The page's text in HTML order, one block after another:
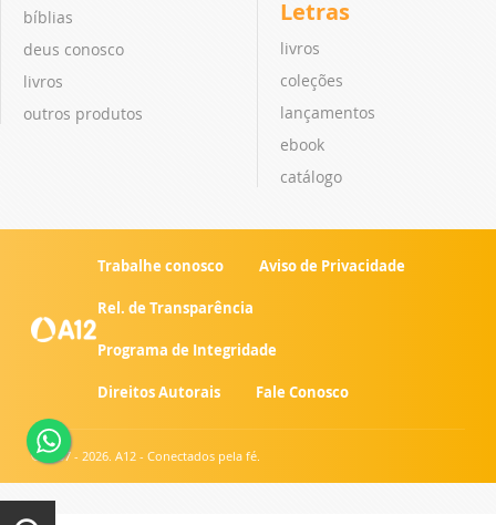
bíblias
deus conosco
livros
outros produtos
Letras
livros
coleções
lançamentos
ebook
catálogo
Trabalhe conosco Aviso de Privacidade
Rel. de Transparência
Programa de Integridade
Direitos Autorais Fale Conosco
© 2007 - 2026. A12 - Conectados pela fé.